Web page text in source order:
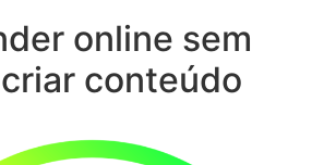
online sem
conteúdo